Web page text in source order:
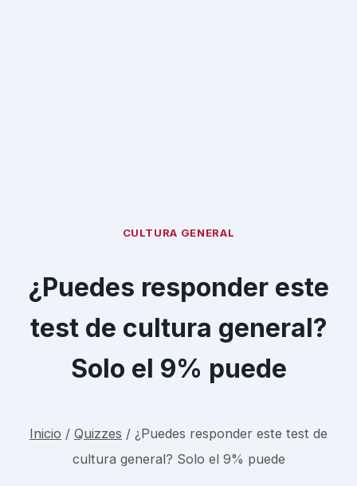
CULTURA GENERAL
¿Puedes responder este
test de cultura general?
Solo el 9% puede
Inicio / Quizzes / ¿Puedes responder este test de
cultura general? Solo el 9% puede